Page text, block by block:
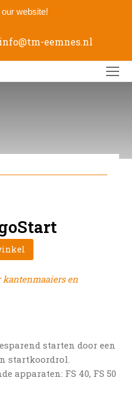
website!
info@tm-eemnes.nl
kantenmaaiers en
starten door een
startkoordrol.
apparaten: FS 40, FS 50